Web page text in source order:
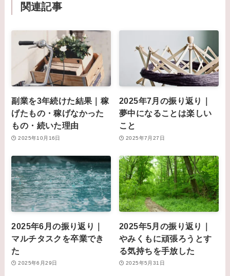
関連記事
副業を3年続けた結果｜稼
げたもの・稼げなかった
もの・続いた理由
2025年10月16日
2025年7月の振り返り｜
夢中になることは楽しい
こと
2025年7月27日
2025年6月の振り返り｜
マルチタスクを卒業でき
た
2025年6月29日
2025年5月の振り返り｜
やみくもに頑張ろうとす
る気持ちを手放した
2025年5月31日